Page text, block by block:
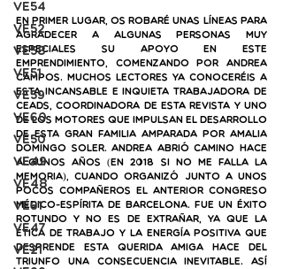
VE54
VE52
VE58
VE51
VE59
VE60
VE50
VE49
VE48
VE61
VE47
VE21
En primer lugar, os robaré unas líneas para
agradecer a algunas personas muy
especiales su apoyo en este
emprendimiento, comenzando por Andrea
Campos. Muchos lectores ya conoceréis a
esta incansable e inquieta trabajadora de
Ceads, coordinadora de esta revista y uno
de los motores que impulsan el desarrollo
de esta gran familia amparada por Amalia
Domingo Soler. Andrea abrió camino hace
algunos años (en 2018 si no me falla la
memoria), cuando organizó junto a unos
pocos compañeros el anterior congreso
médico-espírita de Barcelona. Fue un éxito
rotundo y no es de extrañar, ya que la
ética de trabajo y la energía positiva que
desprende esta querida amiga hace del
triunfo una consecuencia inevitable. Así